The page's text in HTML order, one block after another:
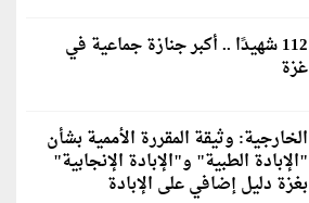
112 شهيدًا .. أكبر جنازة جماعية في
غزة
الخارجية: وثيقة المقررة الأممية بشأن
"الإبادة الطبية" و"الإبادة الإنجابية"
بغزة دليل إضافي على الإبادة